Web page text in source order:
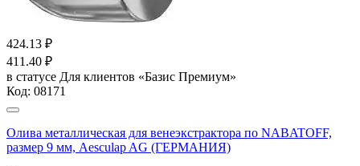
424.13 ₽
411.40 ₽
в статусе Для клиентов «Базис Премиум»
Код: 08171
Олива металлическая для венеэкстрактора по NABATOFF,
размер 9 мм, Aesculap AG (ГЕРМАНИЯ)